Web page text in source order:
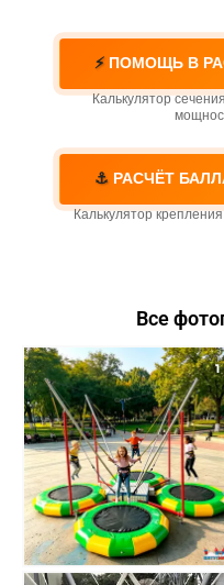
⚡ ПОМОЩЬ В
Калькулятор
⚓ РАСЧЁТ
Калькулятор
Все
1